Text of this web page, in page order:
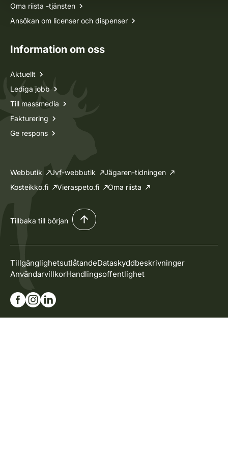
Oma riista -tjänsten
Ansökan om licenser och dispenser
Information om oss
Aktuellt
Lediga jobb
Till massmedia
Fakturering
Ge respons
Webbutik Jvf-webbutik
Jägaren-tidningen
Kosteikko.fi
Vieraspeto.fi Oma riista
Tillbaka till början
TillgänglighetsutlåtandeDataskyddbeskrivninger
AnvändarvillkorHandlingsoffentlighet